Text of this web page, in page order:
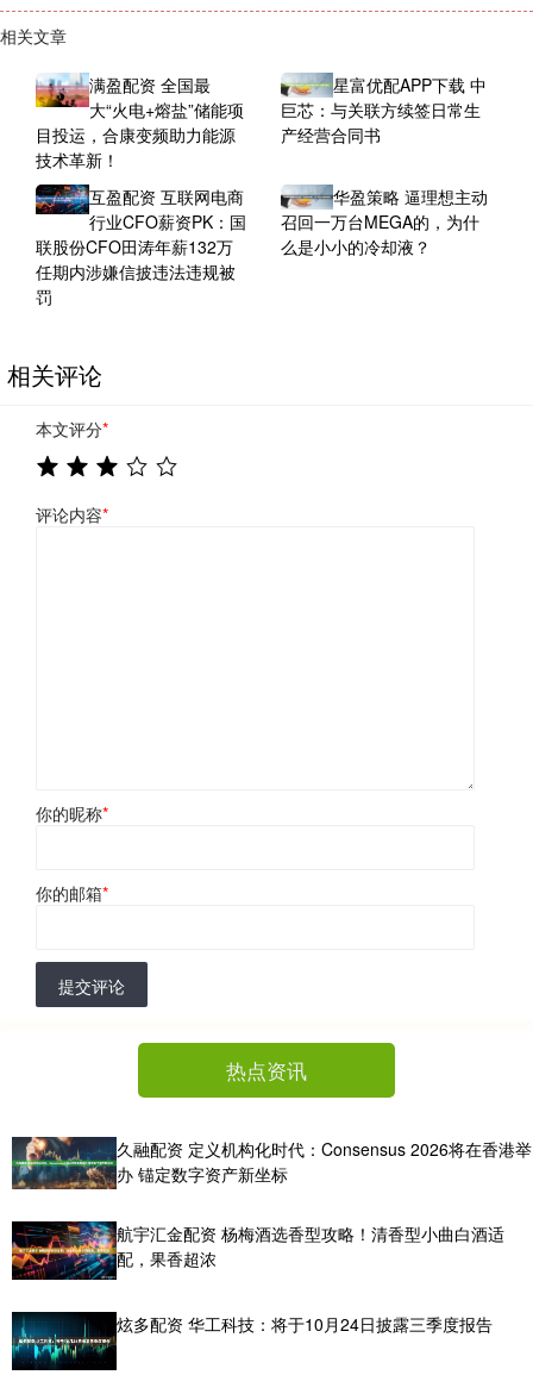
相关文章
满盈配资 全国最
大“火电+熔盐”储能项
目投运，合康变频助力能源
技术革新！
星富优配APP下载 中
巨芯：与关联方续签日常生
产经营合同书
互盈配资 互联网电商
行业CFO薪资PK：国
联股份CFO田涛年薪132万
任期内涉嫌信披违法违规被
罚
华盈策略 逼理想主动
召回一万台MEGA的，为什
么是小小的冷却液？
相关评论
本文评分*
评论内容*
你的昵称*
你的邮箱*
提交评论
热点资讯
久融配资 定义机构化时代：Consensus 2026将在香港举
办 锚定数字资产新坐标
航宇汇金配资 杨梅酒选香型攻略！清香型小曲白酒适
配，果香超浓
炫多配资 华工科技：将于10月24日披露三季度报告